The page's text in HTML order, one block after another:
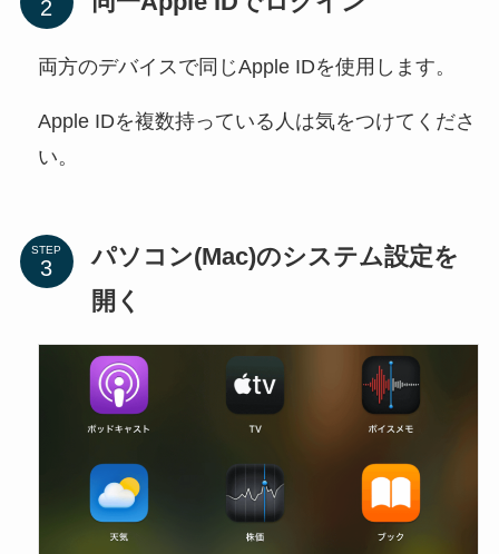
両方のデバイスで同じApple IDを使用します。
Apple IDを複数持っている人は気をつけてくださ
い。
STEP
パソコン(Mac)のシステム設定を
開く